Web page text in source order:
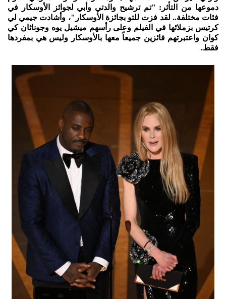
دموعها من التأثر: "تم ترشيح والدتي وأبي لجوائز الأوسكار في
فئات مختلفة.. لقد فزت للتو بجائزة الأوسكار"، وأشادت جيمي لي
كرتيس بزملائها في الفيلم وعلى رأسهم ميشيل يوه وجوناثان كي
كوان واعتبرتهم فائزين جميعاً معها بالأوسكار وليس هي بمفردها
فقط.